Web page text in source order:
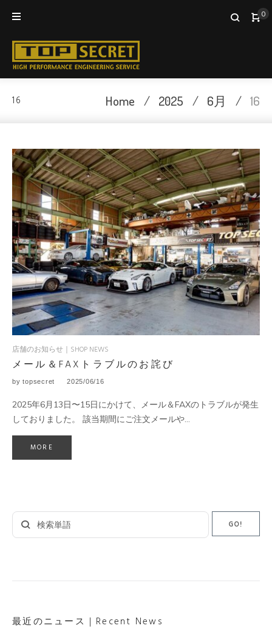
0
16 Home / 2025 / 6月 / 16
店舗のお知らせ｜SHOP NEWS
メール＆FAXトラブルのお詫び
bytopsecret 2025/06/16
2025年6月13日〜15日にかけて、メール＆FAXのトラブルが発生
しておりました。 該当期間にご注文メールや…
MORE
Search
for:
GO!
最近のニュース｜Recent News